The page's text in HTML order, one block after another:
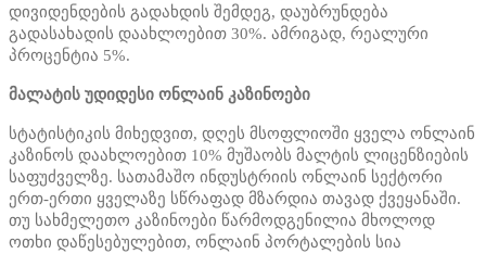
დივიდენდების გადახდის შემდეგ, დაუბრუნდება
გადასახადის დაახლოებით 30%. ამრიგად, რეალური
პროცენტია 5%.
მალატის უდიდესი ონლაინ კაზინოები
სტატისტიკის მიხედვით, დღეს მსოფლიოში ყველა ონლაინ
კაზინოს დაახლოებით 10% მუშაობს მალტის ლიცენზიების
საფუძველზე. სათამაშო ინდუსტრიის ონლაინ სექტორი
ერთ-ერთი ყველაზე სწრაფად მზარდია თავად ქვეყანაში.
თუ სახმელეთო კაზინოები წარმოდგენილია მხოლოდ
ოთხი დაწესებულებით, ონლაინ პორტალების სია